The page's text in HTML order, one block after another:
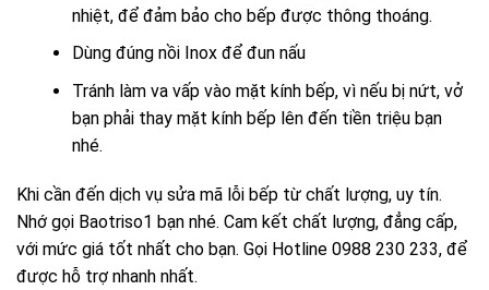
nhiệt, để đảm bảo cho bếp được thông thoáng.
Dùng đúng nồi Inox để đun nấu
Tránh làm va vấp vào mặt kính bếp, vì nếu bị nứt, vở
bạn phải thay mặt kính bếp lên đến tiền triệu bạn
nhé.
Khi cần đến dịch vụ sửa mã lỗi bếp từ chất lượng, uy tín.
Nhớ gọi Baotriso1 bạn nhé. Cam kết chất lượng, đẳng cấp,
với mức giá tốt nhất cho bạn. Gọi Hotline 0988 230 233, để
được hỗ trợ nhanh nhất.